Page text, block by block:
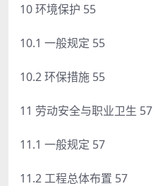
10 环境保护 55
10.1 一般规定 55
10.2 环保措施 55
11 劳动安全与职业卫生 57
11.1 一般规定 57
11.2 工程总体布置 57